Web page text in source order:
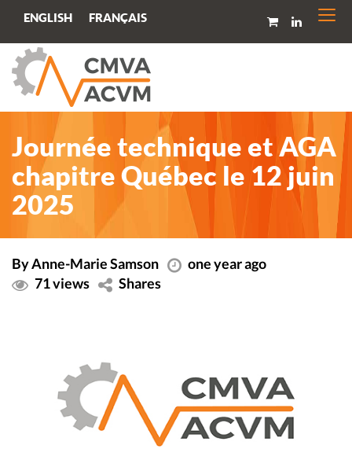
ENGLISH FRANÇAIS
Journée technique et AGA
chapitre Québec le 12 juin
2025
By Anne-Marie Samson
one year ago
71 views
Shares